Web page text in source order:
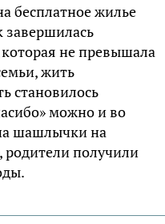
бесплатное жилье
завершилась
не превышала
жить
становилось
можно и во
шашлычки на
родители получили